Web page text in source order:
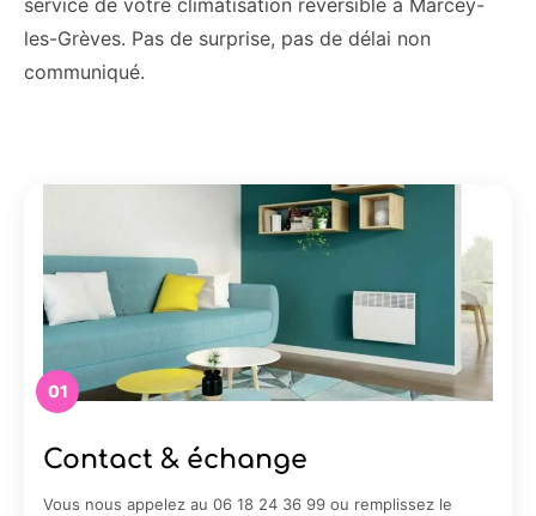
les-Grèves. Pas de surprise, pas de délai non
communiqué.
01
Contact & échange
Vous nous appelez au 06 18 24 36 99 ou remplissez le